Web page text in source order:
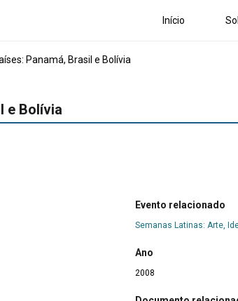
Início
Panamá, Brasil e Bolívia
e Bolívia
Evento relacionado
Semanas Latinas: Arte,
Ano
2008